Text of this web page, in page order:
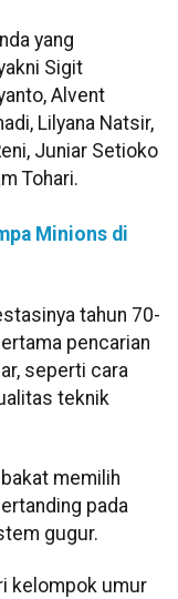
yang
Sigit
Alvent
Lilyana Natsir,
Juniar Setioko
Tohari.
Minions di
tahun 70-
pencarian
seperti cara
teknik
memilih
pada
gugur.
kelompok umur